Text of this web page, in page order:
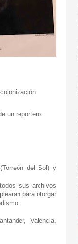
un reportero.
del Sol) y
sus archivos
para otorgar
Valencia,